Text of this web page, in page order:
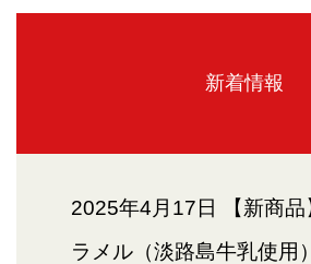
新着情報
2025年4月17日
【新商
ラメル（淡路島牛乳使用